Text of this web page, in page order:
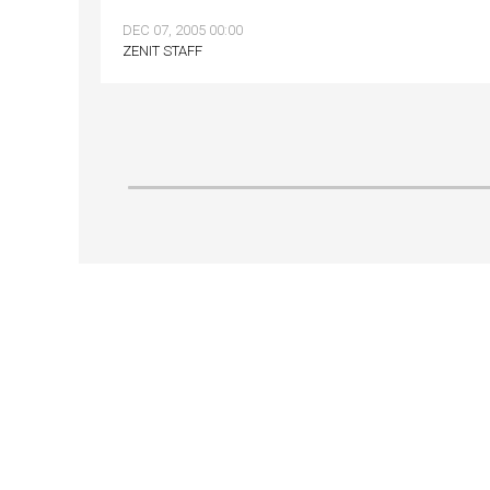
DEC 07, 2005 00:00
ZENIT STAFF